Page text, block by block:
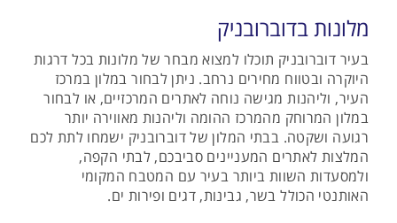
מלונות בדוברובניק
בעיר דוברובניק תוכלו למצוא מבחר של מלונות בכל דרגות
היוקרה ובטווח מחירים נרחב. ניתן לבחור במלון במרכז
העיר, וליהנות מגישה נוחה לאתרים המרכזיים, או לבחור
במלון המרוחק מהמרכז ההומה וליהנות מאווירה יותר
רגועה ושקטה. בבתי המלון של דוברובניק ישמחו לתת לכם
המלצות לאתרים המעניינים סביבכם, לבתי הקפה,
ולמסעדות השוות ביותר בעיר עם המטבח המקומי
האותנטי הכולל בשר, גבינות, דגים ופירות ים.